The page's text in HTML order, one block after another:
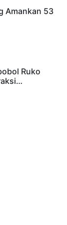
Amankan 53
Ruko